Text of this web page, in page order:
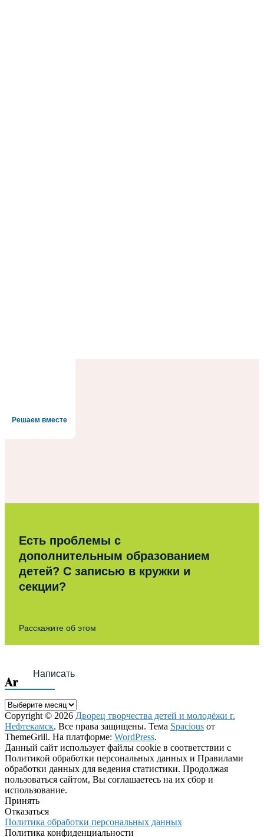
Решаем вместе
Есть проблемы с
дополнительным образованием
детей? С записью в кружки и
секции?
Расскажите об этом
Написать
Archives
Archives
Copyright © 2026 Дворец творчества детей и молодёжи г.
Нефтекамск. Все права защищены. Тема Spacious от
ThemeGrill. На платформе: WordPress.
Данный сайт использует файлы cookie в соответствии с
Политикой обработки персональных данных и Правилами
обработки данных для ведения статистики. Продолжая
пользоваться сайтом, Вы соглашаетесь на их сбор и
использование.
Принять
Отказаться
Политика обработки персональных данных
Политика конфиденциальности